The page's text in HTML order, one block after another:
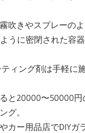
吹きやスプレーの
うに密閉された容
ティング剤は手軽に
と20000〜50000円
グ。
カー用品店でDIYガ